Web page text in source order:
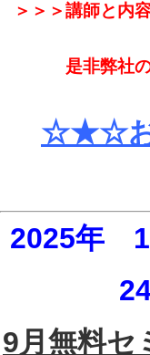
＞＞＞講師と内
是非弊社
☆★☆お
2025年
9月無料セ